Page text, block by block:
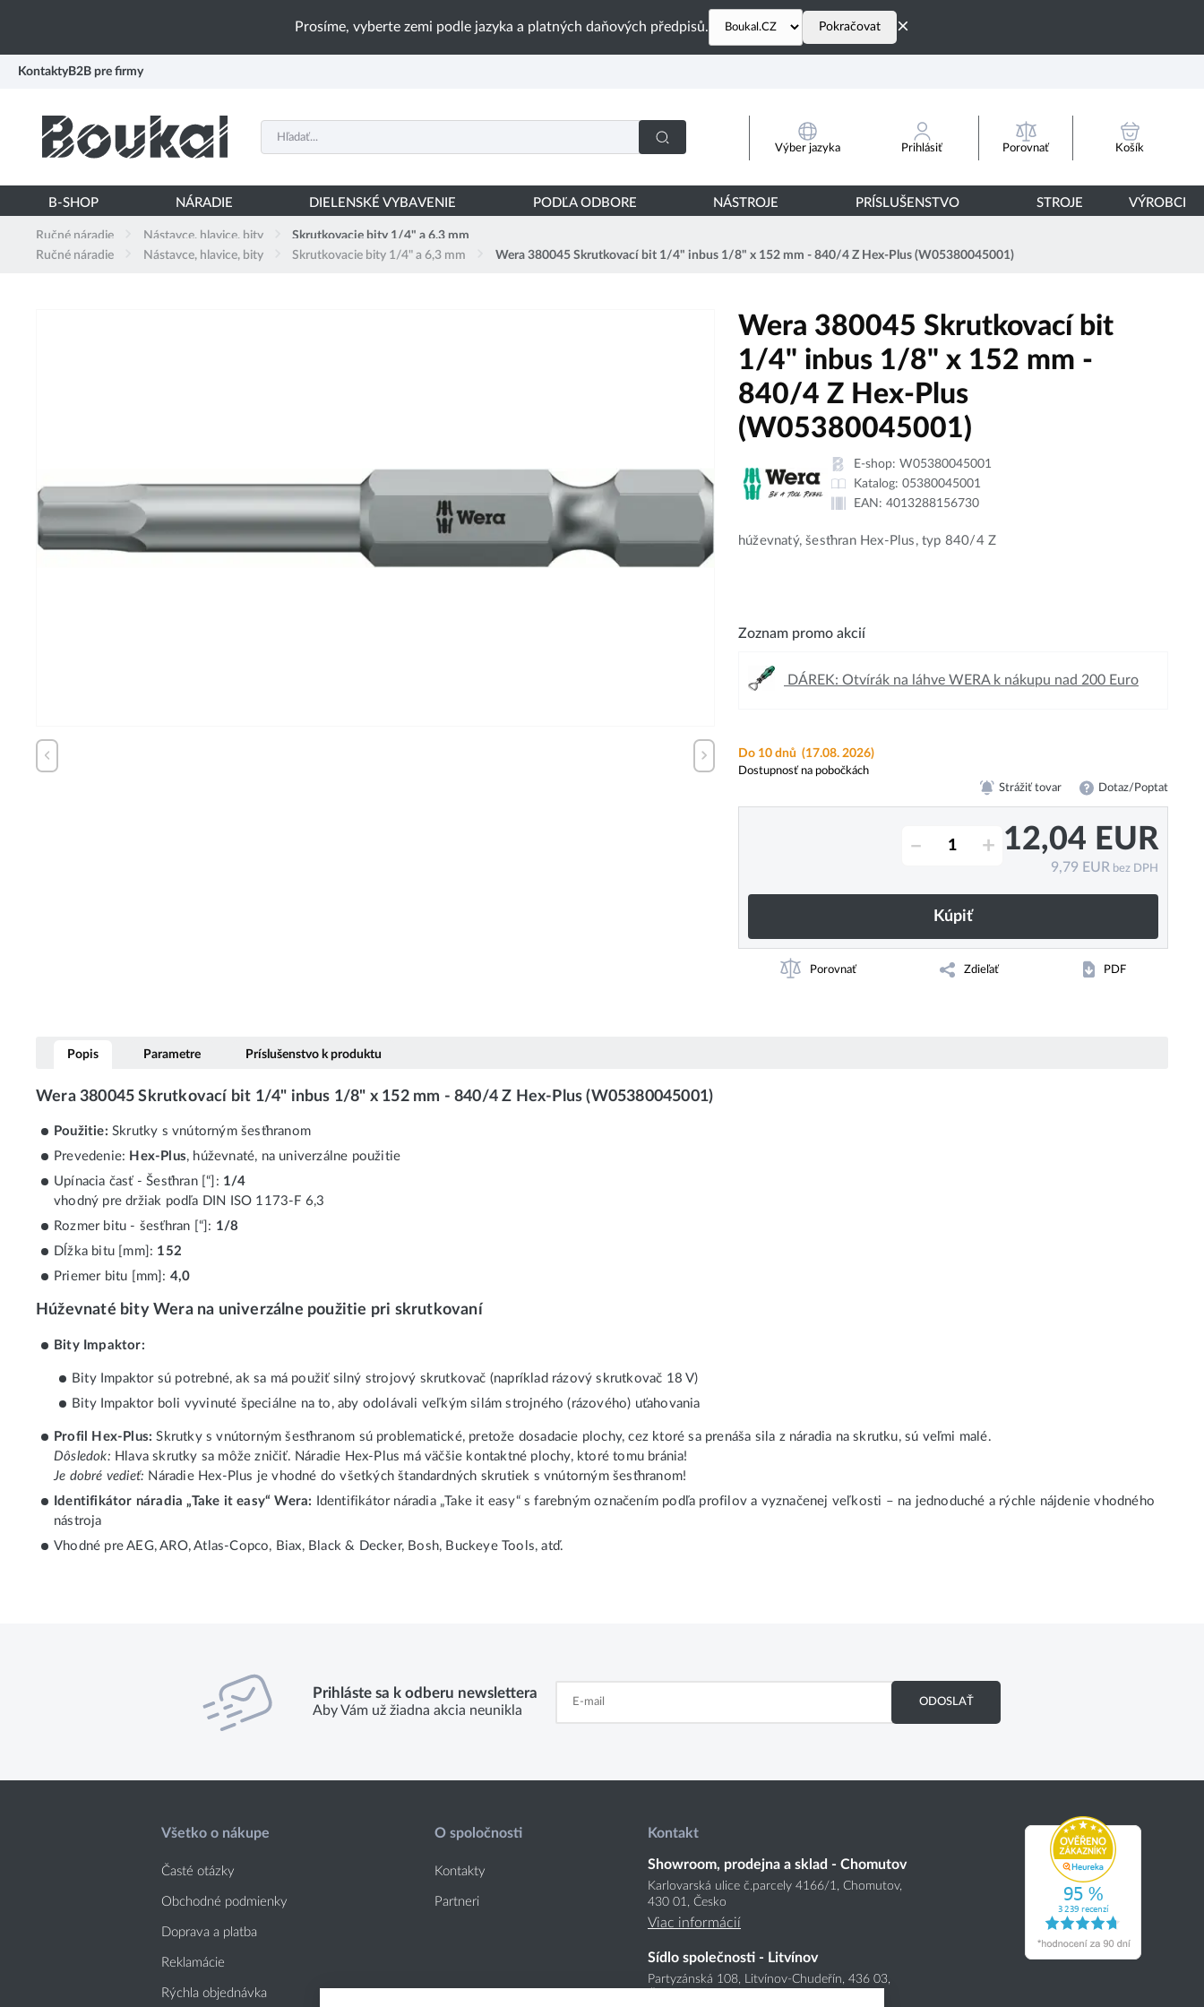
Prosíme, vyberte zemi podle jazyka a platných daňových předpisů. Pokračovat ×
Kontakty B2B pre firmy
Výber jazyka Prihlásiť Porovnať Košík
B-SHOP NÁRADIE DIELENSKÉ VYBAVENIE PODĽA ODBORE NÁSTROJE PRÍSLUŠENSTVO STROJE VÝROBCI
Ručné náradie Nástavce, hlavice, bity
Skrutkovacie bity 1/4" a 6,3 mm
Ručné náradie
Nástavce, hlavice, bity Skrutkovacie bity 1/4" a 6,3 mm Wera 380045 Skrutkovací bit 1/4" inbus 1/8" x 152 mm - 840/4 Z Hex-Plus (W05380045001)
Wera 380045 Skrutkovací bit
1/4" inbus 1/8" x 152 mm -
840/4 Z Hex-Plus
(W05380045001)
E-shop: W05380045001
Katalog: 05380045001
EAN: 4013288156730
húževnatý, šesťhran Hex-Plus, typ 840/4 Z
Zoznam promo akcií
DÁREK: Otvírák na láhve WERA k nákupu nad 200 Euro
Do 10 dnů (17.08. 2026)
Dostupnosť na pobočkách
Strážiť tovar Dotaz/Poptat
– + 12,04 EUR
9,79 EUR bez DPH
Kúpiť
Porovnať Zdieľať PDF
Popis Parametre Príslušenstvo k produktu
Wera 380045 Skrutkovací bit 1/4" inbus 1/8" x 152 mm - 840/4 Z Hex-Plus (W05380045001)
Použitie: Skrutky s vnútorným šesťhranom
Prevedenie: Hex-Plus, húževnaté, na univerzálne použitie
Upínacia časť - Šesťhran [“]: 1/4
vhodný pre držiak podľa DIN ISO 1173-F 6,3
Rozmer bitu - šesťhran [“]: 1/8
Dĺžka bitu [mm]: 152
Priemer bitu [mm]: 4,0
Húževnaté bity Wera na univerzálne použitie pri skrutkovaní
Bity Impaktor:
Bity Impaktor sú potrebné, ak sa má použiť silný strojový skrutkovač (napríklad rázový skrutkovač 18 V)
Bity Impaktor boli vyvinuté špeciálne na to, aby odolávali veľkým silám strojného (rázového) uťahovania
Profil Hex-Plus: Skrutky s vnútorným šesťhranom sú problematické, pretože dosadacie plochy, cez ktoré sa prenáša sila z náradia na skrutku, sú veľmi malé.
Dôsledok: Hlava skrutky sa môže zničiť. Náradie Hex-Plus má väčšie kontaktné plochy, ktoré tomu bránia!
Je dobré vedieť: Náradie Hex-Plus je vhodné do všetkých štandardných skrutiek s vnútorným šesťhranom!
Identifikátor náradia „Take it easy“ Wera: Identifikátor náradia „Take it easy“ s farebným označením podľa profilov a vyznačenej veľkosti – na jednoduché a rýchle nájdenie vhodného
nástroja
Vhodné pre AEG, ARO, Atlas-Copco, Biax, Black & Decker, Bosh, Buckeye Tools, atď.
Prihláste sa k odberu newslettera
Aby Vám už žiadna akcia neunikla
ODOSLAŤ
Všetko o nákupe
Časté otázky
Obchodné podmienky
Doprava a platba
Reklamácie
Rýchla objednávka
O spoločnosti
Kontakty
Partneri
Kontakt
Showroom, prodejna a sklad - Chomutov
Karlovarská ulice č.parcely 4166/1, Chomutov,
430 01, Česko
Viac informácií
Sídlo společnosti - Litvínov
Partyzánská 108, Litvínov-Chudeřín, 436 03,